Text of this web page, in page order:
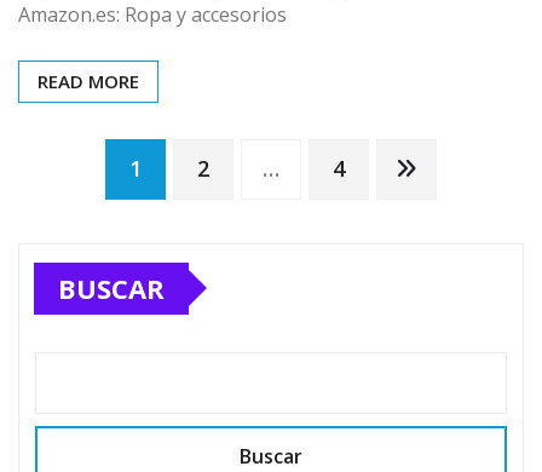
Amazon.es: Ropa y accesorios
READ MORE
Posts
pagination
1 2 … 4
BUSCAR
Buscar